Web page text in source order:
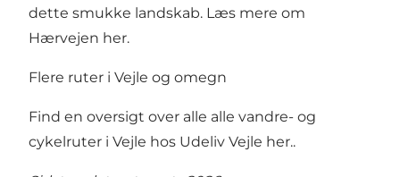
dette smukke landskab. Læs mere om
Hærvejen her.
Flere ruter i Vejle og omegn
Find en oversigt over alle alle vandre- og
cykelruter i Vejle hos Udeliv Vejle her..